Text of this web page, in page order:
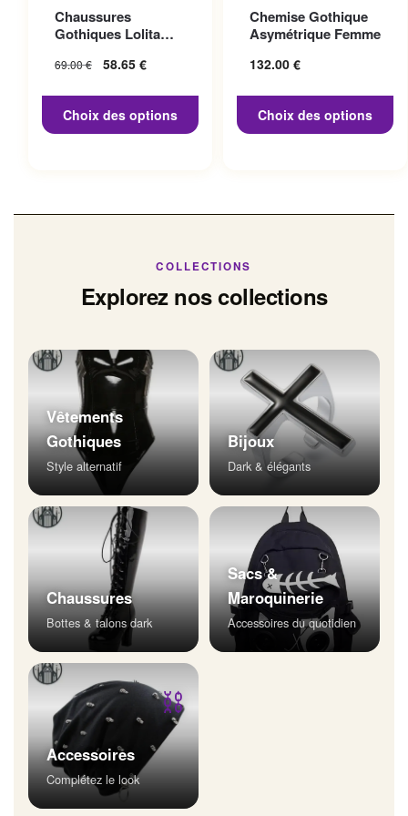
Chaussures
Gothiques Lolita
69.00€
Le prix initial
58.65 €
58.65 €.
Choix des options
variations. Les options
peuvent être choisies sur la
page du produit
Chemise Gothique
Asymétrique Femme
132.00 €
Choix des options
variations. Les options
peuvent être choisies sur la
page du produit
COLLECTIONS
Explorez nos collections
Vêtements
Gothiques
Style alternatif
Bijoux
Dark & élégants
Chaussures
Bottes & talons dark
Sacs &
Maroquinerie
Accessoires du quotidien
⛓
Accessoires
Complétez le look